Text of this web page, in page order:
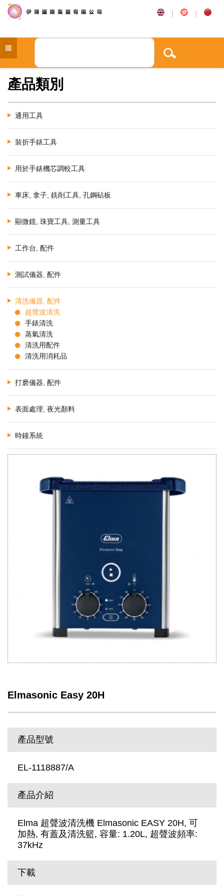
| |
產品類別
通用工具
裝折手錶工具
用於手錶機芯調較工具
車床, 拿子, 銑削工具, 孔鋼砧板
顯微鏡, 珠寶工具, 測量工具
工作台, 配件
測試儀器, 配件
清洗儀器, 配件
超聲波清洗
手錶清洗
蒸氣清洗
清洗用配件
清洗用消耗品
打磨儀器, 配件
表面處理, 夜光顏料
時鐘系統
Elmasonic Easy 20H
產品型號
EL-1118887/A
產品介紹
Elma 超聲波清洗機 Elmasonic EASY 20H, 可
加熱, 有蓋及清洗籃, 容量: 1.20L, 超聲波頻率:
37kHz
下載